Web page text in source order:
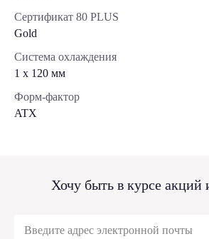
Сертификат 80 PLUS
Gold
Система охлаждения
1 x 120 мм
Форм-фактор
ATX
Хочу быть в курсе акций